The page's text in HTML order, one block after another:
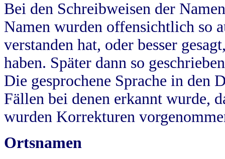
Bei den Schreibweisen der
Namen wurden offensichtlich so
verstanden hat, oder besser
haben. Später dann so
Die gesprochene Sprache in
Fällen bei denen erkannt wurde,
wurden Korrekturen
Ortsnamen